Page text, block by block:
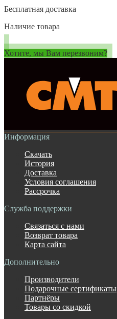
Бесплатная доставка
Наличие товара
Хотите, мы Вам перезвоним?
Информация
Скачать
История
Доставка
Условия соглашения
Рассрочка
Служба поддержки
Связаться с нами
Возврат товара
Карта сайта
Дополнительно
Производители
Подарочные сертификаты
Партнёры
Товары со скидкой